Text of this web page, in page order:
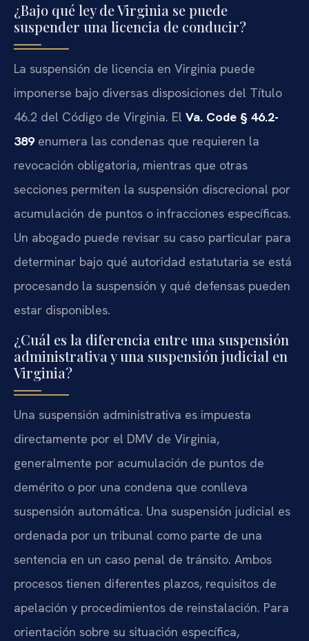
¿Bajo qué ley de Virginia se puede
suspender una licencia de conducir?
La suspensión de licencia en Virginia puede
imponerse bajo diversas disposiciones del Título
46.2 del Código de Virginia. El Va. Code § 46.2-
389enumera las condenas que requieren la
revocación obligatoria, mientras que otras
secciones permiten la suspensión discrecional por
acumulación de puntos o infracciones específicas.
Un abogado puede revisar su caso particular para
determinar bajo qué autoridad estatutaria se está
procesando la suspensión y qué defensas pueden
estar disponibles.
¿Cuál es la diferencia entre una suspensión
administrativa y una suspensión judicial en
Virginia?
Una suspensión administrativa es impuesta
directamente por el DMV de Virginia,
generalmente por acumulación de puntos de
demérito o por una condena que conlleva
suspensión automática. Una suspensión judicial es
ordenada por un tribunal como parte de una
sentencia en un caso penal de tránsito. Ambos
procesos tienen diferentes plazos, requisitos de
apelación y procedimientos de reinstalación. Para
orientación sobre su situación específica,